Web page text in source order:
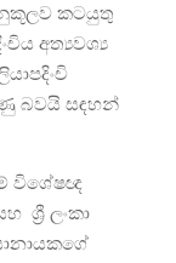
කටයුතු
අත්‍යවශ්‍ය
බවයි සඳහන්
විශේෂඥ
ශ්‍රී ලංකා